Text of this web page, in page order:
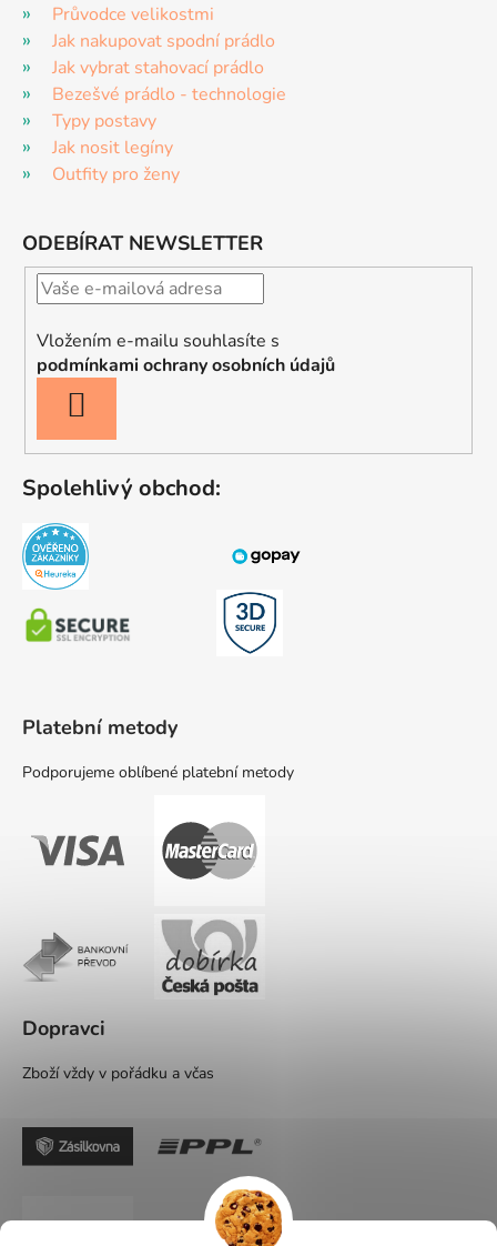
Průvodce velikostmi
Jak nakupovat spodní prádlo
Jak vybrat stahovací prádlo
Bezešvé prádlo - technologie
Typy postavy
Jak nosit legíny
Outfity pro ženy
ODEBÍRAT NEWSLETTER
Vložením e-mailu souhlasíte s
podmínkami ochrany osobních údajů
SE
Spolehlivý obchod:
Platební metody
Podporujeme oblíbené platební metody
Dopravci
Zboží vždy v pořádku a včas